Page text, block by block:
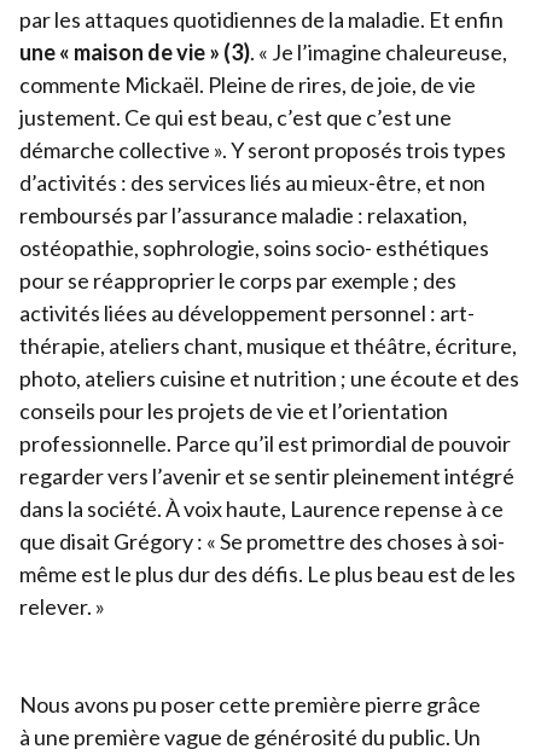
par les attaques quotidiennes de la maladie. Et enfin
une « maison de vie » (3). « Je l’imagine chaleureuse,
commente Mickaël. Pleine de rires, de joie, de vie
justement. Ce qui est beau, c’est que c’est une
démarche collective ». Y seront proposés trois types
d’activités : des services liés au mieux-être, et non
remboursés par l’assurance maladie : relaxation,
ostéopathie, sophrologie, soins socio- esthétiques
pour se réapproprier le corps par exemple ; des
activités liées au développement personnel : art-
thérapie, ateliers chant, musique et théâtre, écriture,
photo, ateliers cuisine et nutrition ; une écoute et des
conseils pour les projets de vie et l’orientation
professionnelle. Parce qu’il est primordial de pouvoir
regarder vers l’avenir et se sentir pleinement intégré
dans la société. À voix haute, Laurence repense à ce
que disait Grégory : « Se promettre des choses à soi-
même est le plus dur des défis. Le plus beau est de les
relever. »
Nous avons pu poser cette première pierre grâce
à une première vague de générosité du public. Un